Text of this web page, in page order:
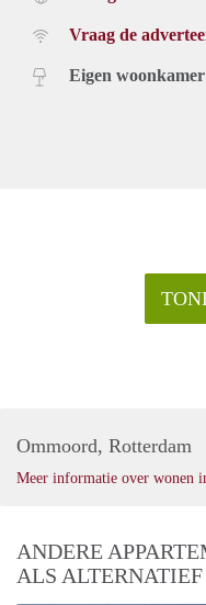
Vraag de
Eigen woonkamer
Ommoord, Rotterdam
Meer informatie over wonen
ANDERE
ALS